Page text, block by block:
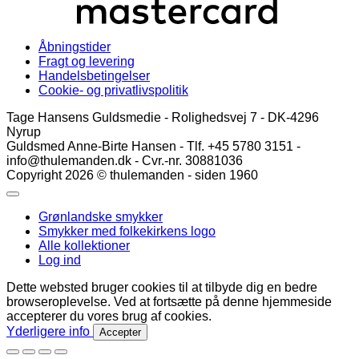
Åbningstider
Fragt og levering
Handelsbetingelser
Cookie- og privatlivspolitik
Tage Hansens Guldsmedie - Rolighedsvej 7 - DK-4296
Nyrup
Guldsmed Anne-Birte Hansen - Tlf. +45 5780 3151 -
info@thulemanden.dk - Cvr.-nr. 30881036
Copyright 2026 © thulemanden - siden 1960
Grønlandske smykker
Smykker med folkekirkens logo
Alle kollektioner
Log ind
Dette websted bruger cookies til at tilbyde dig en bedre
browseroplevelse. Ved at fortsætte på denne hjemmeside
accepterer du vores brug af cookies.
Yderligere info
Accepter